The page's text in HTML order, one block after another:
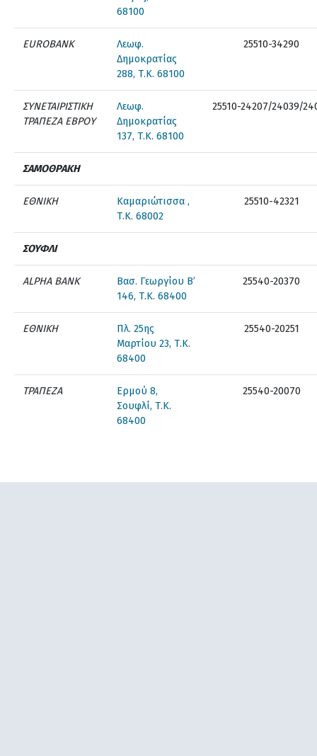
68100
EUROBANK
Λεωφ.
Δημοκρατίας
288, Τ.Κ. 68100
25510-34290
ΣΥΝΕΤΑΙΡΙΣΤΙΚΗ
ΤΡΑΠΕΖΑ ΕΒΡΟΥ
Λεωφ.
Δημοκρατίας
137, Τ.Κ. 68100
25510-24207/24039/
ΣΑΜΟΘΡΑΚΗ
ΕΘΝΙΚΗ
Καμαριώτισσα ,
Τ.Κ. 68002
25510-42321
ΣΟΥΦΛΙ
ALPHA BANK
Βασ. Γεωργίου Β’
146, Τ.Κ. 68400
25540-20370
ΕΘΝΙΚΗ
Πλ. 25ης
Μαρτίου 23, Τ.Κ.
68400
25540-20251
ΤΡΑΠΕΖΑ
Ερμού 8,
Σουφλί, Τ.Κ.
68400
25540-20070